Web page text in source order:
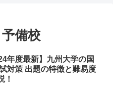
備校
年度最新】九州大学の国
対策 出題の特徴と難易度
！